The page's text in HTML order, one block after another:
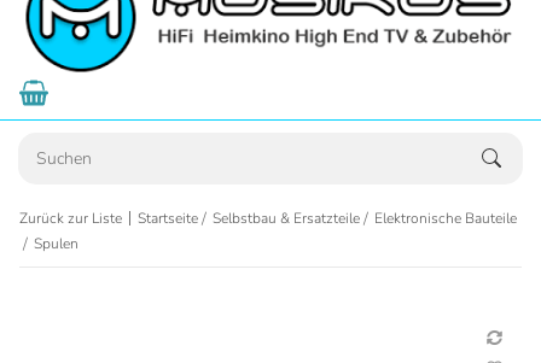
Zurück zur Liste Startseite Selbstbau & Ersatzteile
Elektronische Bauteile
Spulen